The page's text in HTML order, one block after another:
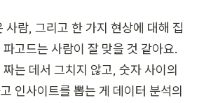
사람, 그리고 한 가지 현상에 대해 집
고드는 사람이 잘 맞을 것 같아요.
는 데서 그치지 않고, 숫자 사이의
인사이트를 뽑는 게 데이터 분석의